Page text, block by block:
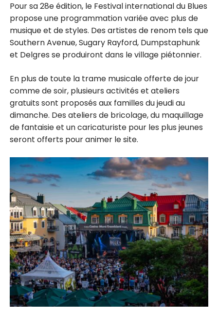
Pour sa 28e édition, le Festival international du Blues
propose une programmation variée avec plus de
musique et de styles. Des artistes de renom tels que
Southern Avenue, Sugary Rayford, Dumpstaphunk
et Delgres se produiront dans le village piétonnier.
En plus de toute la trame musicale offerte de jour
comme de soir, plusieurs activités et ateliers
gratuits sont proposés aux familles du jeudi au
dimanche. Des ateliers de bricolage, du maquillage
de fantaisie et un caricaturiste pour les plus jeunes
seront offerts pour animer le site.